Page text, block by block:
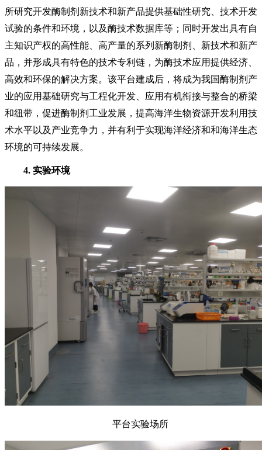
所研究开发酶制剂新技术和新产品提供基础性研究、技术开发
试验的条件和环境，以及酶技术数据库等；同时开发出具有自
主知识产权的高性能、高产量的系列新酶制剂、新技术和新产
品，并形成具有特色的技术专利链，为酶技术应用提供经济、
高效和环保的解决方案。该平台建成后，将成为我国酶制剂产
业的应用基础研究与工程化开发、应用有机衔接与整合的桥梁
和纽带，促进酶制剂工业发展，提高海洋生物资源开发利用技
术水平以及产业竞争力，并有利于实现海洋经济和和海洋生态
环境的可持续发展。
4. 实验环境
平台实验场所